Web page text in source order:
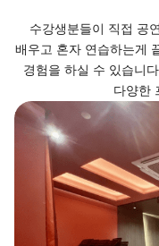
수강생분들이 직접 공
배우고 혼자 연습하는게
경험을 하실 수 있습니
다양한